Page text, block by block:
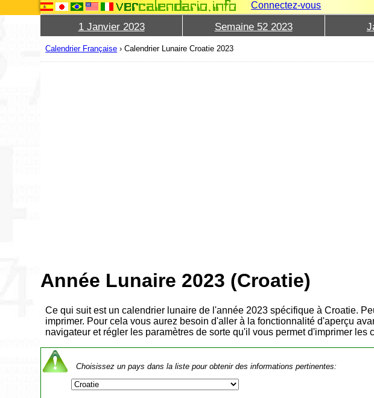
Connectez-vous
1 Janvier 2023 Semaine 52 2023
Calendrier Française ›Calendrier Lunaire Croatie 2023
Année Lunaire 2023 (Croatie)
Ce qui suit est un calendrier lunaire de l'année 2023 spécifique à Croatie.
imprimer. Pour cela vous aurez besoin d'aller à la fonctionnalité d'aperçu
navigateur et régler les paramètres de sorte qu'il vous permet d'imprimer les
Choisissez un pays dans la liste pour obtenir des informations pertinentes: